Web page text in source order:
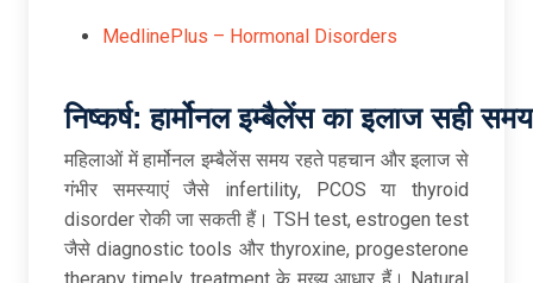
MedlinePlus – Hormonal Disorders
निष्कर्ष:हार्मोनलइम्बैलेंसकाइलाजसही
महिलाओं में हार्मोनल इम्बैलेंस समय रहते पहचान और इलाज से
गंभीर समस्याएं जैसे infertility, PCOS या thyroid
disorder रोकी जा सकती हैं। TSH test, estrogen test
जैसे diagnostic tools और thyroxine, progesterone